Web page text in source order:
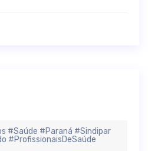
#Saúde #Paraná #Sindipar
#ProfissionaisDeSaúde